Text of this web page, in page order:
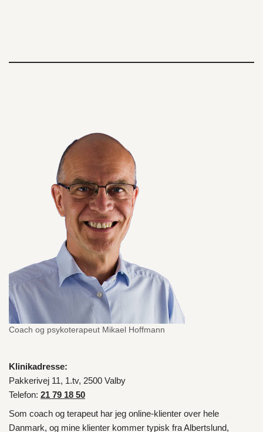
Coach og psykoterapeut Mikael Hoffmann
Klinikadresse:
Pakkerivej 11, 1.tv, 2500 Valby
Telefon: 21 79 18 50
Som coach og terapeut har jeg online-klienter over hele
Danmark, og mine klienter kommer typisk fraAlbertslund,